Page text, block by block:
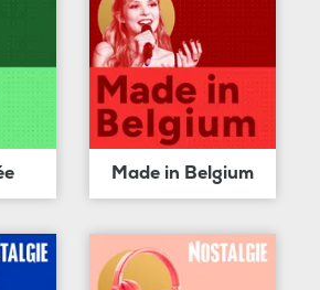
Made in Belgium